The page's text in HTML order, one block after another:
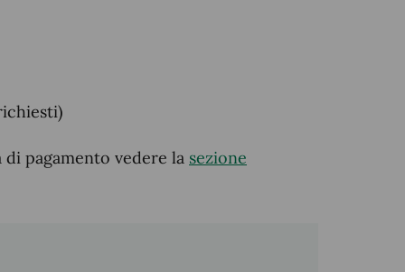
pagamento vedere la sezione